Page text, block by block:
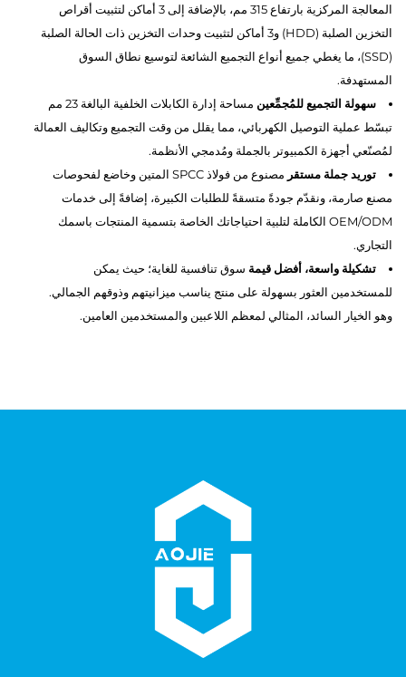
المعالجة المركزية بارتفاع 315 مم، بالإضافة إلى 3 أماكن لتثبيت أقراص
التخزين الصلبة (HDD) و3 أماكن لتثبيت وحدات التخزين ذات الحالة الصلبة
(SSD)، ما يغطي جميع أنواع التجميع الشائعة لتوسيع نطاق السوق
المستهدفة.
سهولة التجميع للمُجمِّعين
مساحة إدارة الكابلات الخلفية البالغة 23 مم
تبسّط عملية التوصيل الكهربائي، مما يقلل من وقت التجميع وتكاليف العمالة
لمُصنّعي أجهزة الكمبيوتر بالجملة ومُدمجي الأنظمة.
توريد جملة مستقر
مصنوع من فولاذ SPCC المتين وخاضع لفحوصات
مصنع صارمة، ونقدّم جودةً متسقةً للطلبات الكبيرة، إضافةً إلى خدمات
OEM/ODM الكاملة لتلبية احتياجاتك الخاصة بتسمية المنتجات باسمك
التجاري.
تشكيلة واسعة، أفضل قيمة سوق تنافسية للغاية؛ حيث يمكن
للمستخدمين العثور بسهولة على منتج يناسب ميزانيتهم وذوقهم الجمالي.
وهو الخيار السائد، المثالي لمعظم اللاعبين والمستخدمين العامين.